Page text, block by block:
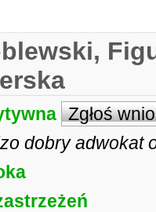
Zgłoś
dobry adwokat